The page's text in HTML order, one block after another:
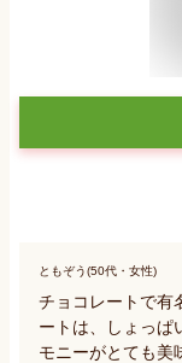
ともぞう(50代・女性)
チョコレートで有
ートは、しょっぱ
モニーがとても美